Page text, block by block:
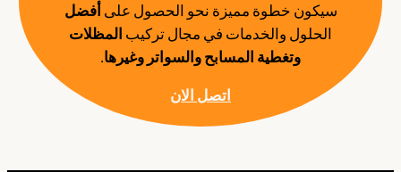
سيكون خطوة مميزة نحو الحصول علىأفضل
الحلول والخدمات في مجال تركيب المظلات
وتغطية المسابح والسواتر وغيرها.
اتصل الان